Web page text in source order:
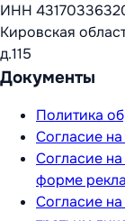
ИНН
Кировская
д.115
Документы
Политика
Согласие
Согласие
форме
Согласие